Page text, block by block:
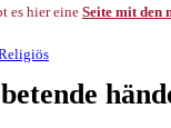
es hier eine Seite mit den